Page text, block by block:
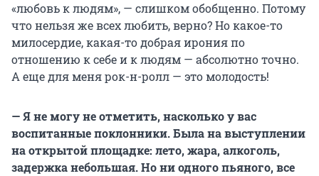
«любовь к людям», — слишком обобщенно. Потому
что нельзя же всех любить, верно? Но какое-то
милосердие, какая-то добрая ирония по
отношению к себе и к людям — абсолютно точно.
А еще для менярок-н-ролл — это молодость!
— Я не могу не отметить, насколько у вас
воспитанные поклонники. Была на выступлении
на открытой площадке: лето, жара, алкоголь,
задержка небольшая. Но ни одного пьяного, все